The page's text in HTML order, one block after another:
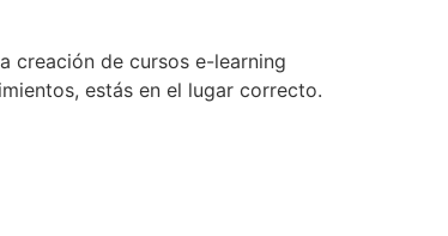
creación de cursos e-learning
estás en el lugar correcto.